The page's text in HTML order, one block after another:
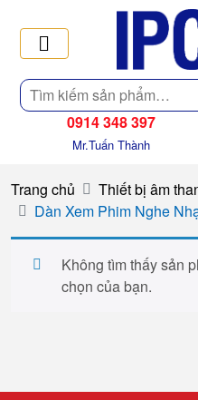
Tìm
kiếm
0914 348 397
Mr.Tuấn Thành
Trang chủ Thiết bị âm
Dàn Xem Phim Nghe
Không tìm thấy sản
chọn của bạn.